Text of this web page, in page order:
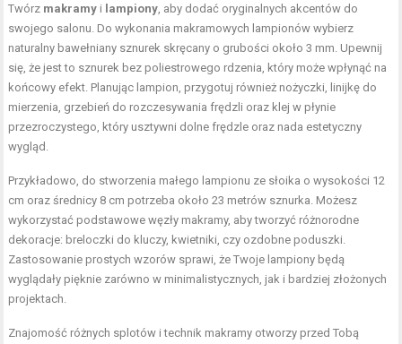
Twórz makramy i lampiony , aby dodać oryginalnych akcentów do
swojego salonu. Do wykonania makramowych lampionów wybierz
naturalny bawełniany sznurek skręcany o grubości około 3 mm. Upewnij
się, że jest to sznurek bez poliestrowego rdzenia, który może wpłynąć na
końcowy efekt. Planując lampion, przygotuj również nożyczki, linijkę do
mierzenia, grzebień do rozczesywania frędzli oraz klej w płynie
przezroczystego, który usztywni dolne frędzle oraz nada estetyczny
wygląd.
Przykładowo, do stworzenia małego lampionu ze słoika o wysokości 12
cm oraz średnicy 8 cm potrzeba około 23 metrów sznurka. Możesz
wykorzystać podstawowe węzły makramy, aby tworzyć różnorodne
dekoracje: breloczki do kluczy, kwietniki, czy ozdobne poduszki.
Zastosowanie prostych wzorów sprawi, że Twoje lampiony będą
wyglądały pięknie zarówno w minimalistycznych, jak i bardziej złożonych
projektach.
Znajomość różnych splotów i technik makramy otworzy przed Tobą